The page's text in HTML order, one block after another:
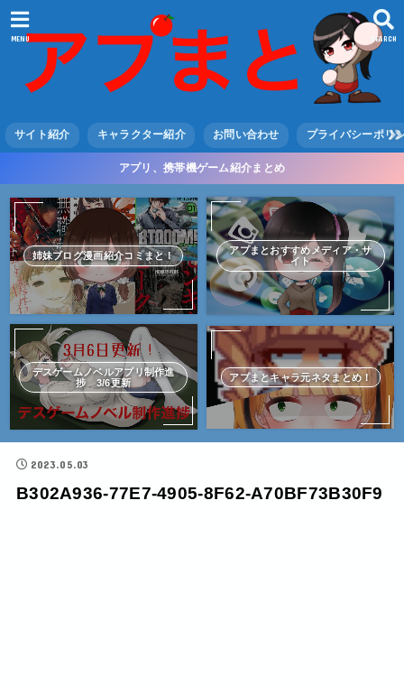
SEARCH
MENU
サイト紹介 キャラクター紹介 お問い合わせ プライバシーポリ
アプリ、携帯機ゲーム紹介まとめ
姉妹ブログ漫画紹介コミまと！
アプまとおすすめメディア・サ
イト
デスゲームノベルアプリ制作進
捗 3/6更新
アプまとキャラ元ネタまとめ！
2023.05.03
B302A936-77E7-4905-8F62-A70BF73B30F9